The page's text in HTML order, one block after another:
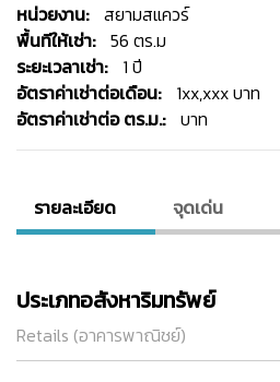
หน่วยงาน: สยามสแควร์
พื้นทีให้เช่า: 56 ตร.ม
ระยะเวลาเช่า:
1 ปี
อัตราค่าเช่าต่อเดือน:
1xx,xxx บาท
อัตราค่าเช่าต่อ ตร.ม.: บาท
รายละเอียด จุดเด่น
ประเภทอสังหาริมทรัพย์
Retails (อาคารพาณิชย์)